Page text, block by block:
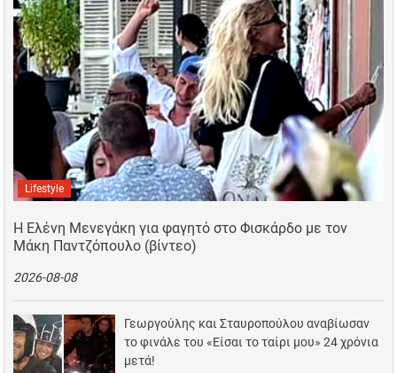
Lifestyle
Η Ελένη Μενεγάκη για φαγητό στο Φισκάρδο με τον
Μάκη Παντζόπουλο (βίντεο)
2026-08-08
Γεωργούλης και Σταυροπούλου αναβίωσαν
το φινάλε του «Είσαι το ταίρι μου» 24 χρόνια
μετά!